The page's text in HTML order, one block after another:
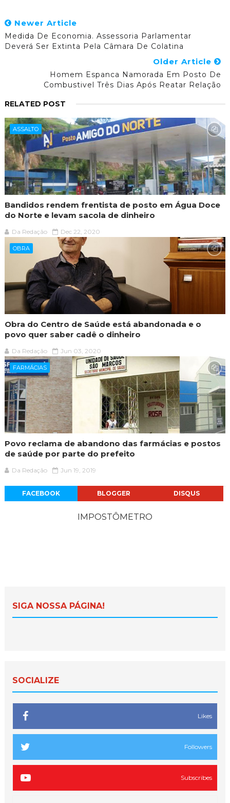
Newer Article
Medida De Economia. Assessoria Parlamentar
Deverá Ser Extinta Pela Câmara De Colatina
Older Article
Homem Espanca Namorada Em Posto De
Combustivel Três Dias Após Reatar Relação
RELATED POST
ASSALTO
Bandidos rendem frentista de posto em Água Doce
do Norte e levam sacola de dinheiro
Da Redação Dec 22, 2020
OBRA
Obra do Centro de Saúde está abandonada e o
povo quer saber cadê o dinheiro
Da Redação Jun 03, 2020
FARMÁCIAS
Povo reclama de abandono das farmácias e postos
de saúde por parte do prefeito
Da Redação Jun 19, 2019
FACEBOOK BLOGGER DISQUS
IMPOSTÔMETRO
SIGA NOSSA PÁGINA!
SOCIALIZE
Likes
Followers
Subscribes